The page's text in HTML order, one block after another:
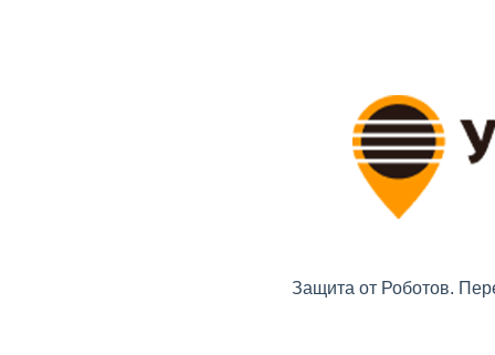
Защита от Роботов.